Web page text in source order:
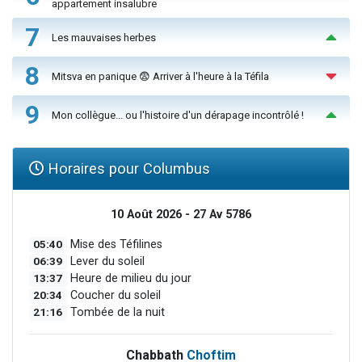
appartement insalubre
7 Les mauvaises herbes
8 Mitsva en panique 😨 Arriver à l'heure à la Téfila
9 Mon collègue... ou l'histoire d'un dérapage incontrôlé !
Horaires pour Columbus
10 Août 2026 - 27 Av 5786
05:40 Mise des Téfilines
06:39 Lever du soleil
13:37 Heure de milieu du jour
20:34 Coucher du soleil
21:16 Tombée de la nuit
Chabbath Choftim